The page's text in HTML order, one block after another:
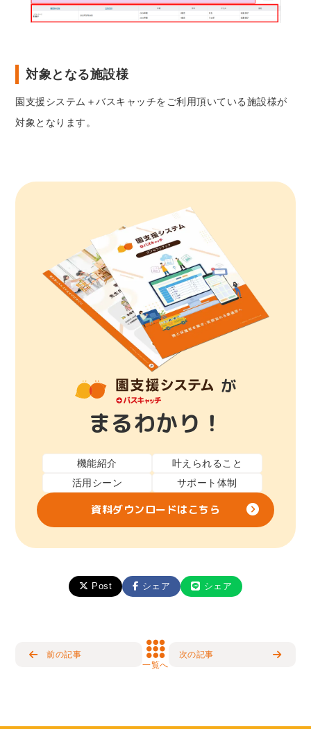
対象となる施設様
園支援システム＋バスキャッチをご利用頂いている施設様が
対象となります。
が
まるわかり！
機能紹介
叶えられること
活用シーン
サポート体制
資料ダウンロードはこちら
Post シェア シェア
前の記事
一覧へ
次の記事